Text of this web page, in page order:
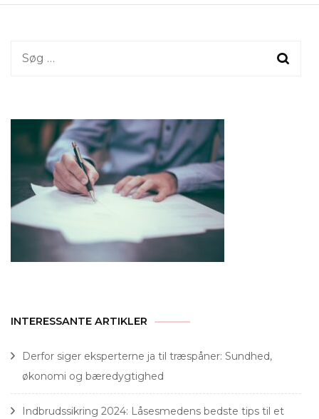
Søg
INTERESSANTE ARTIKLER
Derfor siger eksperterne ja til træspåner: Sundhed,
økonomi og bæredygtighed
Indbrudssikring 2024: Låsesmedens bedste tips til et